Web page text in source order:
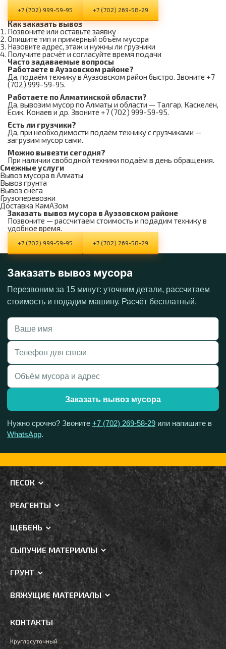
+7 (702) 999-59-95 +7 (702) 269-58-29
Как заказать вывоз
Позвоните или оставьте заявку
Опишите тип и примерный объём мусора
Назовите адрес, этаж и нужны ли грузчики
Получите расчёт и согласуйте время подачи
Часто задаваемые вопросы
Работаете в Ауэзовском районе?
Да, подаём технику в Ауэзовском район быстро. Звоните +7
(702) 999-59-95.
Работаете по Алматинской области?
Да, вывозим мусор по Алматы и области — Талгар, Каскелен,
Есик, Конаев и др. Звоните +7 (702) 999-59-95.
Есть ли грузчики?
Да, при необходимости подаём технику с грузчиками —
загрузим мусор сами.
Можно вывезти сегодня?
При наличии свободной техники подаём в день обращения.
Смежные услуги
Вывоз мусора в Алматы
Вывоз грунта
Вывоз снега
Грузоперевозки
Доставка КамАЗом
Заказать вывоз мусора в Ауэзовском районе
Позвоните — рассчитаем стоимость и подадим технику в
удобное время.
+7 (702) 999-59-95 +7 (702) 269-58-29
Заказать вывоз мусора
Перезвоним за 15 минут: уточним детали, рассчитаем
стоимость и подадим машину. Расчёт бесплатный.
Заказать вывоз мусора
Нужно срочно? Звоните +7 (702) 269-58-29 или напишите в
WhatsApp.
ПЕСОК
РЕАГЕНТЫ
ЩЕБЕНЬ
СЫПУЧИЕ МАТЕРИАЛЫ
ГРУНТ
ВЯЖУЩИЕ МАТЕРИАЛЫ
КОНТАКТЫ
Круглосуточный